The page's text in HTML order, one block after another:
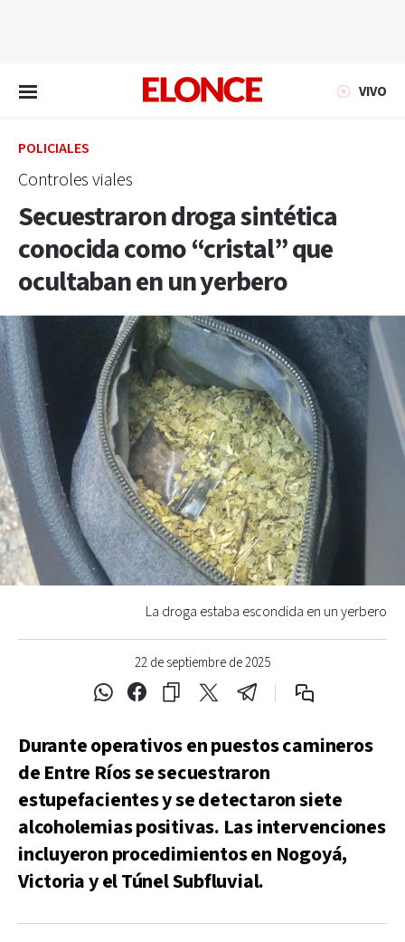
VIVO
POLICIALES
Controles viales
Secuestraron droga sintética
conocida como “cristal” que
ocultaban en un yerbero
22 de septiembre de 2025
La droga estaba escondida en un yerbero
Durante operativos en puestos camineros
de Entre Ríos se secuestraron
estupefacientes y se detectaron siete
alcoholemias positivas. Las intervenciones
incluyeron procedimientos en Nogoyá,
Victoria y el Túnel Subfluvial.